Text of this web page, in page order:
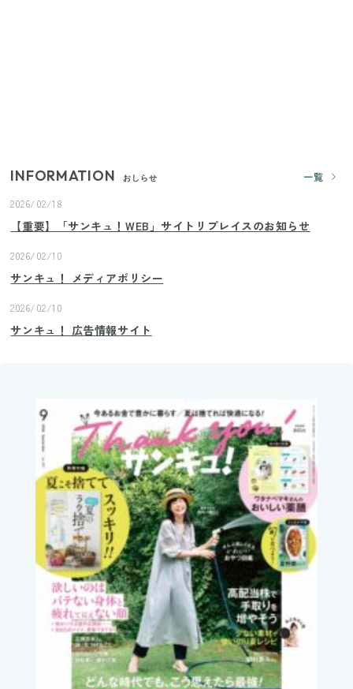
INFORMATION おしらせ
一覧
2026/02/18
【重要】「サンキュ！WEB」サイトリプレイスのお知らせ
2026/02/10
サンキュ！ メディアポリシー
2026/02/10
サンキュ！ 広告情報サイト